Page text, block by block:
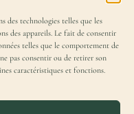
des technologies telles que les
des appareils. Le fait de consentir
telles que le comportement de
pas consentir ou de retirer son
caractéristiques et fonctions.
et j'ai lu lapolitique de